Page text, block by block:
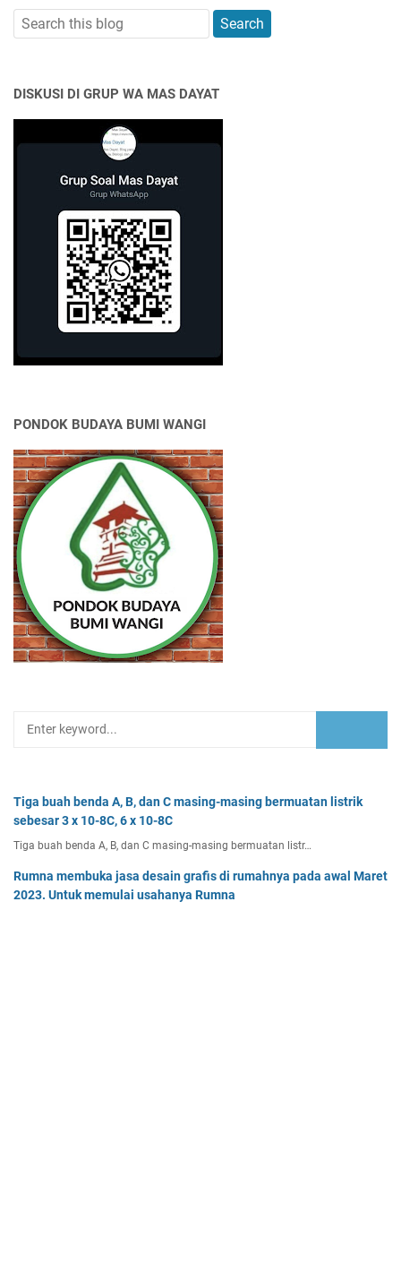
DISKUSI DI GRUP WA MAS DAYAT
PONDOK BUDAYA BUMI WANGI
Tiga buah benda A, B, dan C masing-masing bermuatan listrik
sebesar 3 x 10-8C, 6 x 10-8C
Tiga buah benda A, B, dan C masing-masing bermuatan listr…
Rumna membuka jasa desain grafis di rumahnya pada awal Maret
2023. Untuk memulai usahanya Rumna